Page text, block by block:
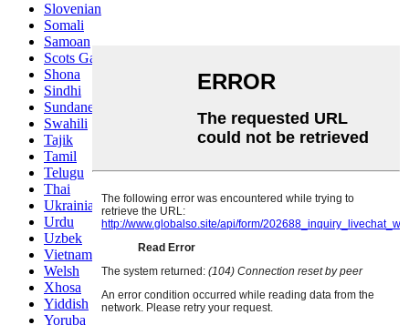
Slovenian
Somali
Samoan
Scots Gaelic
Shona
Sindhi
Sundanese
Swahili
Tajik
Tamil
Telugu
Thai
Ukrainian
Urdu
Uzbek
Vietnamese
Welsh
Xhosa
Yiddish
Yoruba